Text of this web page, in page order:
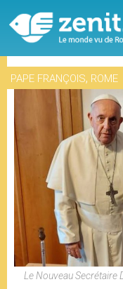
PAPE FRANÇOIS, ROME
Le Nouveau Secrétaire